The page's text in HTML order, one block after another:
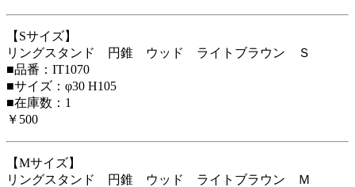
【Sサイズ】
リングスタンド 円錐 ウッド ライトブラウン Ｓ
■品番：IT1070
■サイズ：φ30 H105
■在庫数：1
￥500
【Mサイズ】
リングスタンド 円錐 ウッド ライトブラウン Ｍ